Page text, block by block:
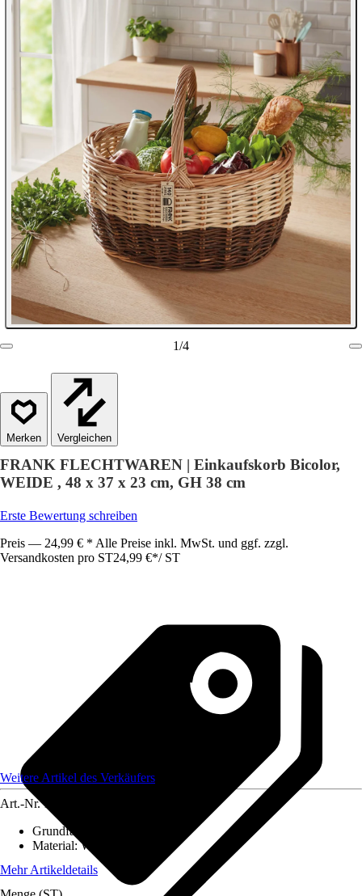
1/4
Vergleichen
FRANK FLECHTWAREN | Einkaufskorb Bicolor,
WEIDE , 48 x 37 x 23 cm, GH 38 cm
Erste Bewertung schreiben
Preis — 24,99 € * Alle Preise inkl. MwSt. und ggf. zzgl.
Versandkosten pro ST24,99 €*/ ST
Weitere Artikel des Verkäufers
Art.-Nr. 12584323
Grundfarbe
Material:Weide
Mehr Artikeldetails